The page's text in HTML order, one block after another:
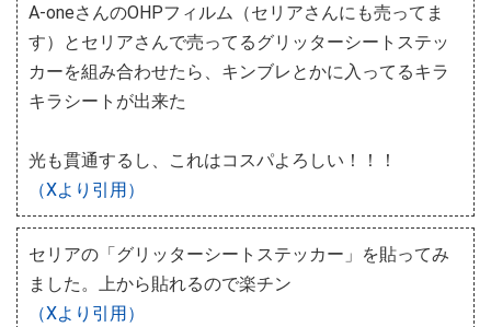
A-oneさんのOHPフィルム（セリアさんにも売ってま
す）とセリアさんで売ってるグリッターシートステッ
カーを組み合わせたら、キンブレとかに入ってるキラ
キラシートが出来た
光も貫通するし、これはコスパよろしい！！！
（Xより引用）
セリアの「グリッターシートステッカー」を貼ってみ
ました。上から貼れるので楽チン
（Xより引用）